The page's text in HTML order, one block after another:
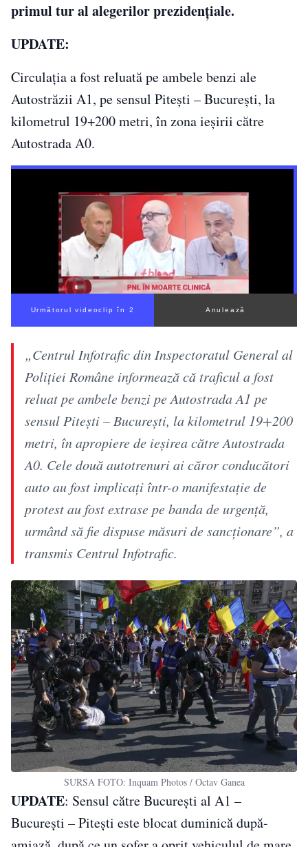
primul tur al alegerilor prezidențiale.
UPDATE:
Circulația a fost reluată pe ambele benzi ale
Autostrăzii A1, pe sensul Pitești – București, la
kilometrul 19+200 metri, în zona ieșirii către
Autostrada A0.
Următorul videoclip în 1 Anulează
„Centrul Infotrafic din Inspectoratul General al
Poliţiei Române informează că traficul a fost
reluat pe ambele benzi pe Autostrada A1 pe
sensul Piteşti – Bucureşti, la kilometrul 19+200
metri, în apropiere de ieşirea către Autostrada
A0. Cele două autotrenuri ai căror conducători
auto au fost implicaţi într-o manifestaţie de
protest au fost extrase pe banda de urgenţă,
urmând să fie dispuse măsuri de sancţionare”, a
transmis Centrul Infotrafic.
SURSA FOTO: Inquam Photos / Octav Ganea
UPDATE: Sensul către Bucureşti al A1 –
Bucureşti – Piteşti este blocat duminică după-